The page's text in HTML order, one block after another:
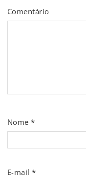
Comentário
Nome*
E-mail*